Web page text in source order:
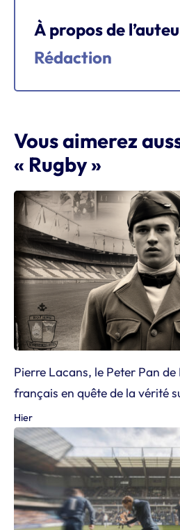
À propos de
Rédaction
Vous aimerez
« Rugby »
Pierre Lacans, le Peter Pan
français en quête de la vérité
Hier